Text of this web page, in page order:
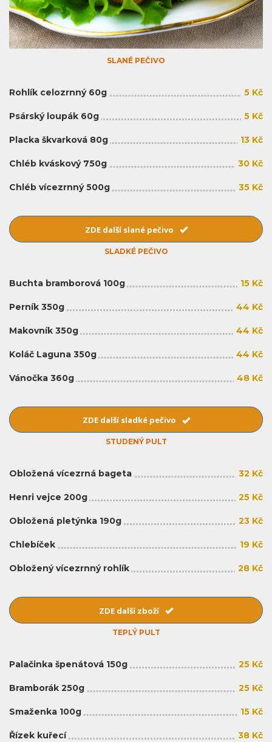
SLANÉ PEČIVO
Rohlík celozrnný 60g 5 Kč
Psárský loupák 60g 5 Kč
Placka škvarková 80g 13 Kč
Chléb kváskový 750g 30 Kč
Chléb vícezrnný 500g 35 Kč
ZDE další slané pečivo
SLADKÉ PEČIVO
Buchta bramborová 100g 15 Kč
Perník 350g 44 Kč
Makovník 350g 44 Kč
Koláč Laguna 350g 44 Kč
Vánočka 360g 48 Kč
ZDE další sladké pečivo
STUDENÝ PULT
Obložená vícezrná bageta 32 Kč
Henri vejce 200g 25 Kč
Obložená pletýnka 190g 23 Kč
Chlebíček 19 Kč
Obložený vícezrnný rohlík 28 Kč
ZDE další zboží
TEPLÝ PULT
Palačinka špenátová 150g 25 Kč
Bramborák 250g 25 Kč
Smaženka 100g 15 Kč
Řízek kuřecí 38 Kč